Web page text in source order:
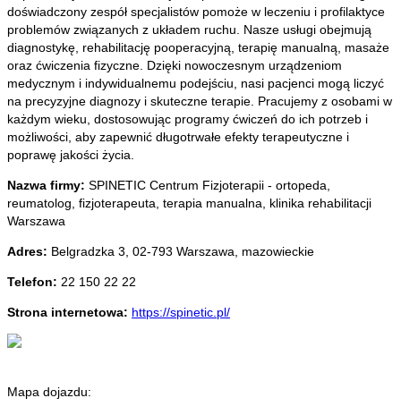
doświadczony zespół specjalistów pomoże w leczeniu i profilaktyce
problemów związanych z układem ruchu. Nasze usługi obejmują
diagnostykę, rehabilitację pooperacyjną, terapię manualną, masaże
oraz ćwiczenia fizyczne. Dzięki nowoczesnym urządzeniom
medycznym i indywidualnemu podejściu, nasi pacjenci mogą liczyć
na precyzyjne diagnozy i skuteczne terapie. Pracujemy z osobami w
każdym wieku, dostosowując programy ćwiczeń do ich potrzeb i
możliwości, aby zapewnić długotrwałe efekty terapeutyczne i
poprawę jakości życia.
Nazwa firmy: SPINETIC Centrum Fizjoterapii - ortopeda,
reumatolog, fizjoterapeuta, terapia manualna, klinika rehabilitacji
Warszawa
Adres: Belgradzka 3 02-793 Warszawa mazowieckie
Telefon: 22 150 22 22
Strona internetowa: https://spinetic.pl/
Mapa dojazdu: